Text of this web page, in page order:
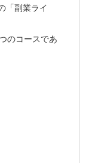
「副業ライ
のコースであ